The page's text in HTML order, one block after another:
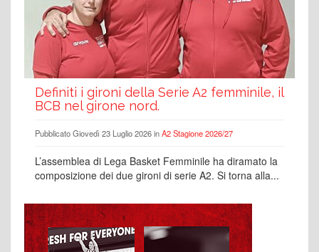
Definiti i gironi della Serie A2 femminile, il
BCB nel girone nord.
Pubblicato Giovedì 23 Luglio 2026 inA2 Stagione 2026/27
L’assemblea di Lega Basket Femminile ha diramato la
composizione dei due gironi di serie A2. Si torna alla...